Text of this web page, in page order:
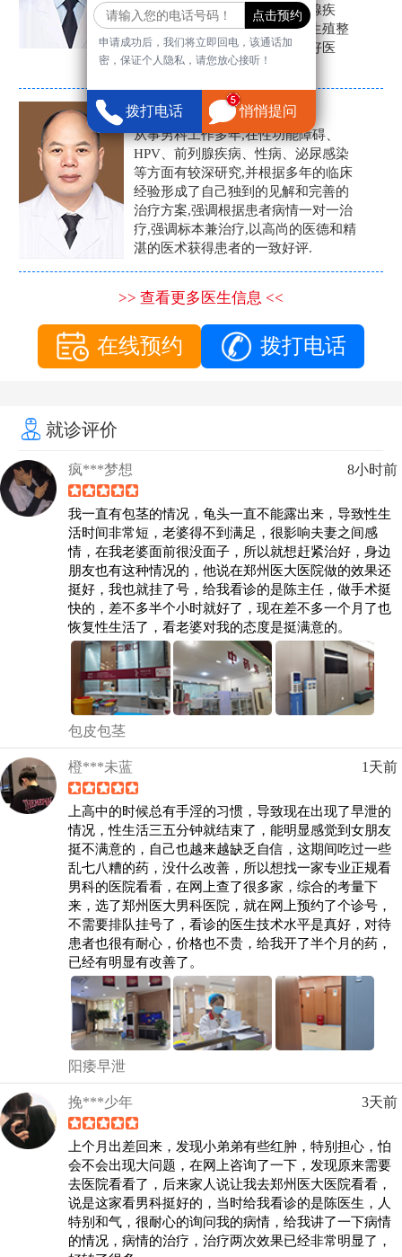
科学诊疗各类阳痿早泄、前列腺疾
病、射精障碍、性病、HPV、生殖整
形等疾病，是患者非常信赖的好医
生。
张营富
男科主任
从事男科工作多年,在性功能障碍、
HPV、前列腺疾病、性病、泌尿感染
等方面有较深研究,并根据多年的临床
经验形成了自己独到的见解和完善的
治疗方案,强调根据患者病情一对一治
疗,强调标本兼治疗,以高尚的医德和精
湛的医术获得患者的一致好评.
>> 查看更多医生信息 <<
在线预约 拨打电话
就诊评价
疯***梦想 8小时前
我一直有包茎的情况，龟头一直不能露出来，导致性生
活时间非常短，老婆得不到满足，很影响夫妻之间感
情，在我老婆面前很没面子，所以就想赶紧治好，身边
朋友也有这种情况的，他说在郑州医大医院做的效果还
挺好，我也就挂了号，给我看诊的是陈主任，做手术挺
快的，差不多半个小时就好了，现在差不多一个月了也
恢复性生活了，看老婆对我的态度是挺满意的。
包皮包茎
橙***未蓝 1天前
上高中的时候总有手淫的习惯，导致现在出现了早泄的
情况，性生活三五分钟就结束了，能明显感觉到女朋友
挺不满意的，自己也越来越缺乏自信，这期间吃过一些
乱七八糟的药，没什么改善，所以想找一家专业正规看
男科的医院看看，在网上查了很多家，综合的考量下
来，选了郑州医大男科医院，就在网上预约了个诊号，
不需要排队挂号了，看诊的医生技术水平是真好，对待
患者也很有耐心，价格也不贵，给我开了半个月的药，
已经有明显有改善了。
阳痿早泄
挽***少年 3天前
上个月出差回来，发现小弟弟有些红肿，特别担心，怕
会不会出现大问题，在网上咨询了一下，发现原来需要
去医院看看了，后来家人说让我去郑州医大医院看看，
说是这家看男科挺好的，当时给我看诊的是陈医生，人
特别和气，很耐心的询问我的病情，给我讲了一下病情
的情况，病情的治疗，治疗两次效果已经非常明显了，
申请成功后，我们将立即回电，该通话加
密，保证个人隐私，请您放心接听！
拨打电话 悄悄提问